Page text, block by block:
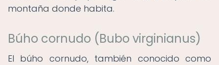
montaña donde habita.
Búho cornudo (Bubo virginianus)
El búho cornudo, también conocido como